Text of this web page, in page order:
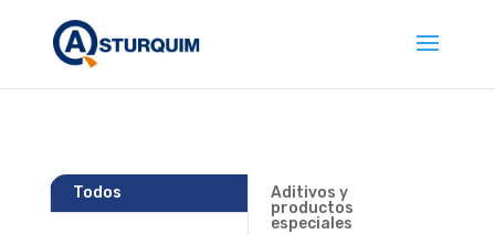
Todos
Aditivos y
productos
especiales